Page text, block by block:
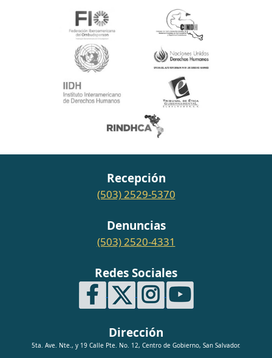
Recepción
(503) 2529-5370
Denuncias
(503) 2520-4331
Redes Sociales
Dirección
5ta. Ave. Nte., y 19 Calle Pte. No. 12, Centro de Gobierno, San Salvador.